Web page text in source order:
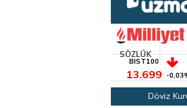
SÖZLÜK
BIST100
13.699 -
Döviz